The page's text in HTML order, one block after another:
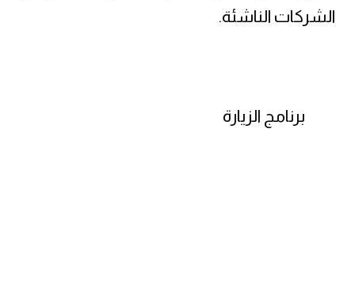
الشركات الناشئة.
برنامج الزيارة